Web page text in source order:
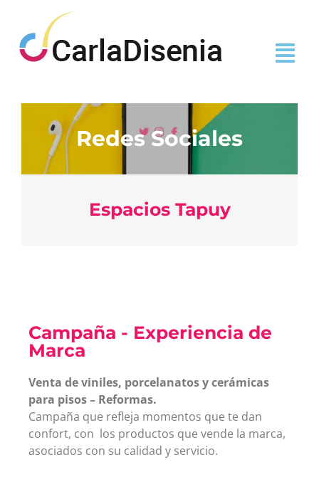
Redes Sociales
Espacios Tapuy
Campaña - Experiencia de
Marca
Venta de viniles, porcelanatos y cerámicas
para pisos – Reformas.
Campaña que refleja momentos que te dan
confort, con los productos que vende la marca,
asociados con su calidad y servicio.